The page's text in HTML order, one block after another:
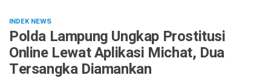
INDEK NEWS
Polda Lampung Ungkap Prostitusi
Online Lewat Aplikasi Michat, Dua
Tersangka Diamankan